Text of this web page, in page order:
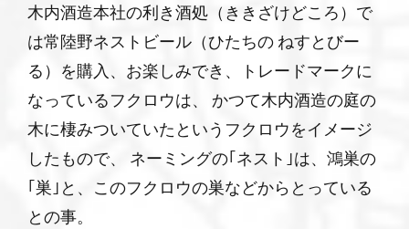
木内酒造本社の利き酒処（ききざけどころ）で
は常陸野ネストビール（ひたちの ねすとびー
る）を購入、お楽しみでき、トレードマークに
なっているフクロウは、 かつて木内酒造の庭の
木に棲みついていたというフクロウをイメージ
したもので、 ネーミングの｢ネスト｣は、鴻巣の
｢巣｣と、このフクロウの巣などからとっている
との事。